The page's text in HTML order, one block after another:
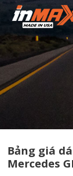
Bảng giá
Mercedes